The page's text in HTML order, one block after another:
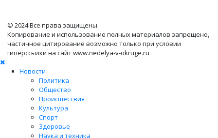
© 2024 Все права защищены.
Копирование и использование полных материалов запрещено,
частичное цитирование возможно только при условии
гиперссылки на сайт www.nedelya-v-okruge.ru
Новости
Политика
Общество
Происшествия
Культура
Спорт
Здоровье
Наука и техника